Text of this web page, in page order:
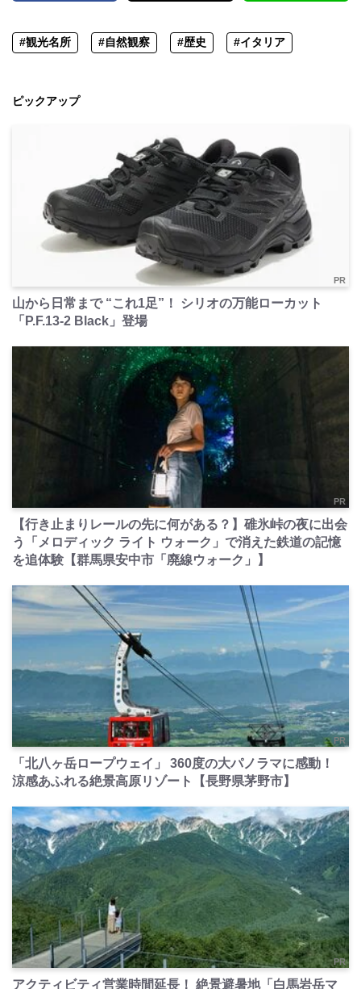
#観光名所 #自然観察 #歴史 #イタリア
ピックアップ
PR
山から日常まで “これ1足”！ シリオの万能ローカット
「P.F.13-2 Black」登場
PR
【行き止まりレールの先に何がある？】碓氷峠の夜に出会
う「メロディック ライト ウォーク」で消えた鉄道の記憶
を追体験【群馬県安中市「廃線ウォーク」】
PR
「北八ヶ岳ロープウェイ」 360度の大パノラマに感動！
涼感あふれる絶景高原リゾート【長野県茅野市】
PR
アクティビティ営業時間延長！ 絶景避暑地「白馬岩岳マ